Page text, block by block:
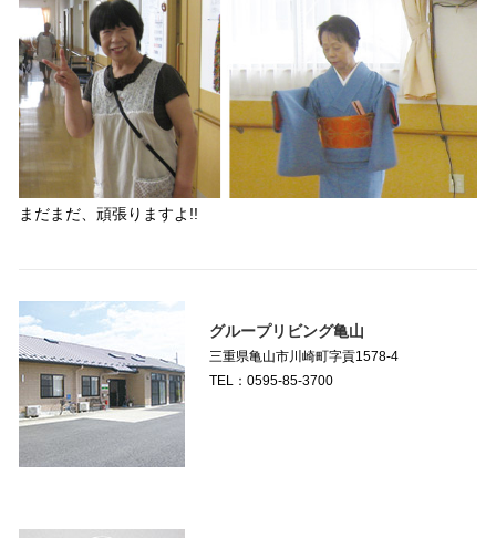
まだまだ、頑張りますよ!!
グループリビング亀山
三重県亀山市川崎町字貢1578-4
TEL：0595-85-3700